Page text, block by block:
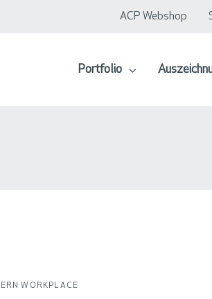
ACP Webshop
Portfolio
WORKPLACE